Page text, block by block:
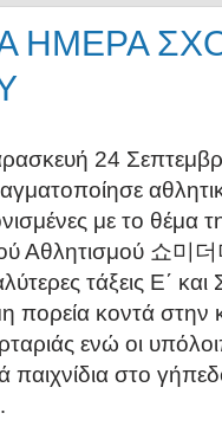
ΗΜΕΡΑ
24
με το θέμα
Αθλητισμού 쇼미
τάξεις Ε΄ και
πορεία κοντά στην
ενώ οι
στο